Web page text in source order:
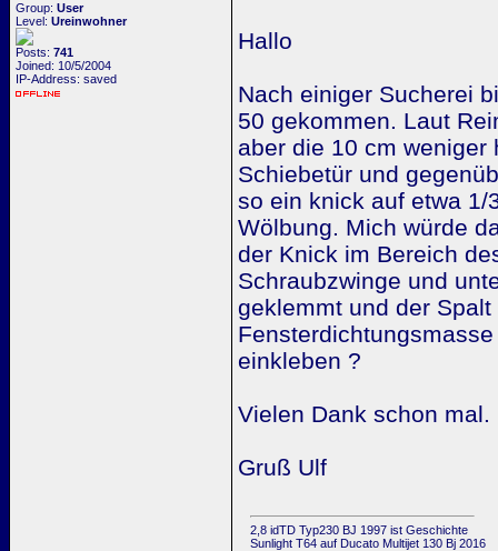
Group: User
Level: Ureinwohner
Posts: 741
Joined: 10/5/2004
IP-Address: saved
Hallo
Nach einiger Sucherei
50 gekommen. Laut
aber die 10 cm
Schiebetür und
so ein knick auf etwa
Wölbung. Mich würde
der Knick im Bereich
Schraubzwinge und
geklemmt und der
einkleben ?
Vielen Dank schon mal.
Gruß Ulf
2,8 idTD Typ230 BJ 1997 ist Geschichte
Sunlight T64 auf Ducato Multijet 130 Bj 2016